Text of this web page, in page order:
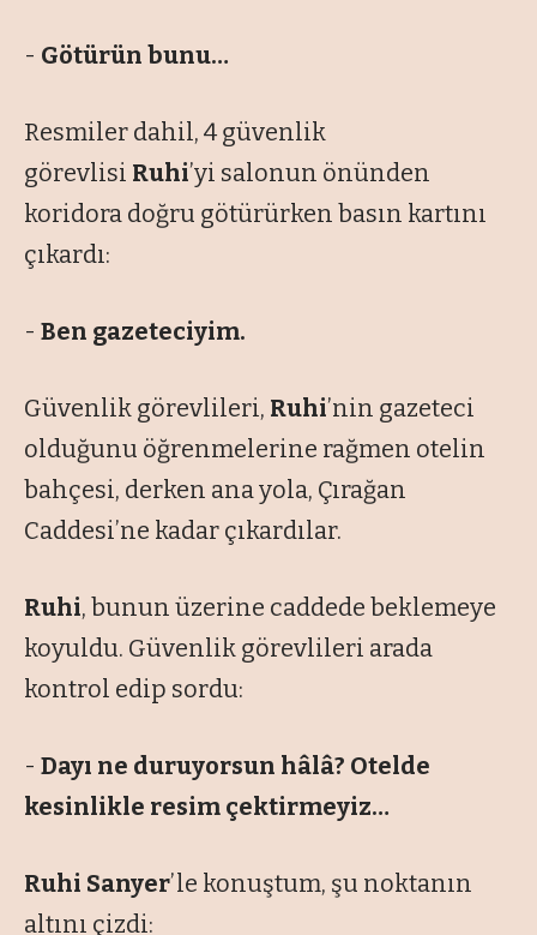
- Götürün bunu…
Resmiler dahil, 4 güvenlik
görevlisi Ruhi’yi salonun önünden
koridora doğru götürürken basın kartını
çıkardı:
- Ben gazeteciyim.
Güvenlik görevlileri, Ruhi’nin gazeteci
olduğunu öğrenmelerine rağmen otelin
bahçesi, derken ana yola, Çırağan
Caddesi’ne kadar çıkardılar.
Ruhi, bunun üzerine caddede beklemeye
koyuldu. Güvenlik görevlileri arada
kontrol edip sordu:
- Dayı ne duruyorsun hâlâ? Otelde
kesinlikle resim çektirmeyiz…
Ruhi Sanyer’le konuştum, şu noktanın
altını çizdi: